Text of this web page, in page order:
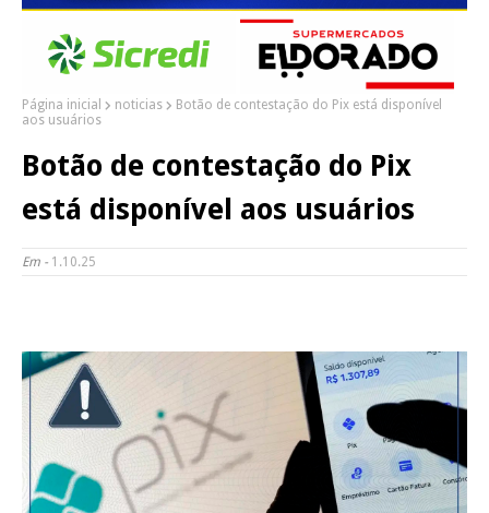
Página inicial noticias
Botão de contestação do Pix está disponível
aos usuários
Botão de contestação do Pix
está disponível aos usuários
Em - 1.10.25